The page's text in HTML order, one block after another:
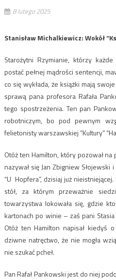
8 lutego 2025
Stanisław Michalkiewicz: Wokół
Starożytni Rzymianie, którzy
postać pełnej mądrości sentencji,
co się wykłada, że książki mają
sprawą pana profesora Rafała
tego spostrzeżenia. Ten pan
robotniczym, bo pod pewnym
felietonisty warszawskiej “Kultury”
Otóż ten Hamilton, który pozował
nazywał się Jan Zbigniew
“U Hopfera”, dzisiaj już
stół, za którym przeważnie
towarzystwa lokowała się, gdzie
kartonach po winie – zaś pani Stasia
Otóż ten Hamilton napisał kiedyś
dziwne natręctwo, że nie mogła
nie szukać pcheł.
Pan Rafał Pankowski jest do niej